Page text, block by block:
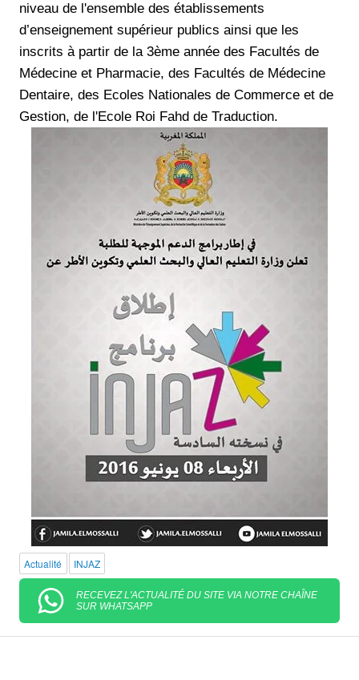
niveau de l'ensemble des établissements
d’enseignement supérieur publics ainsi que les
inscrits à partir de la 3ème année des Facultés de
Médecine et Pharmacie, des Facultés de Médecine
Dentaire, des Ecoles Nationales de Commerce et de
Gestion, de l'Ecole Roi Fahd de Traduction.
Actualité INJAZ
RECEVEZ L'ACTUALITÉ DU SITE VIA NOTRE CHAÎNE
SUR WHATSAPP